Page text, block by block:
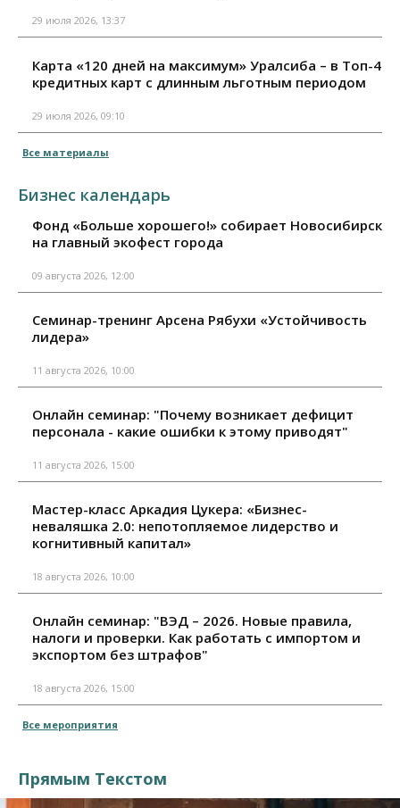
29 июля 2026, 13:37
Карта «120 дней на максимум» Уралсиба – в Топ-4
кредитных карт с длинным льготным периодом
29 июля 2026, 09:10
Все материалы
Бизнес календарь
Фонд «Больше хорошего!» собирает Новосибирск
на главный экофест города
09 августа 2026, 12:00
Семинар-тренинг Арсена Рябухи «Устойчивость
лидера»
11 августа 2026, 10:00
Онлайн семинар: "Почему возникает дефицит
персонала - какие ошибки к этому приводят"
11 августа 2026, 15:00
Мастер-класс Аркадия Цукера: «Бизнес-
неваляшка 2.0: непотопляемое лидерство и
когнитивный капитал»
18 августа 2026, 10:00
Онлайн семинар: "ВЭД – 2026. Новые правила,
налоги и проверки. Как работать с импортом и
экспортом без штрафов"
18 августа 2026, 15:00
Все мероприятия
Прямым Текстом